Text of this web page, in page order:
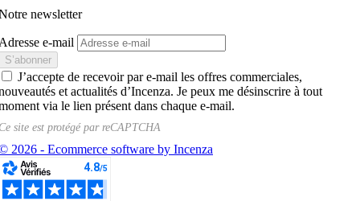
newsletter
e-mail
J’accepte de recevoir par e-mail les offres commerciales,
et actualités d’Incenza. Je peux me désinscrire à tout
via le lien présent dans chaque e-mail.
site est protégé parreCAPTCHA
2026 - Ecommerce software by Incenza